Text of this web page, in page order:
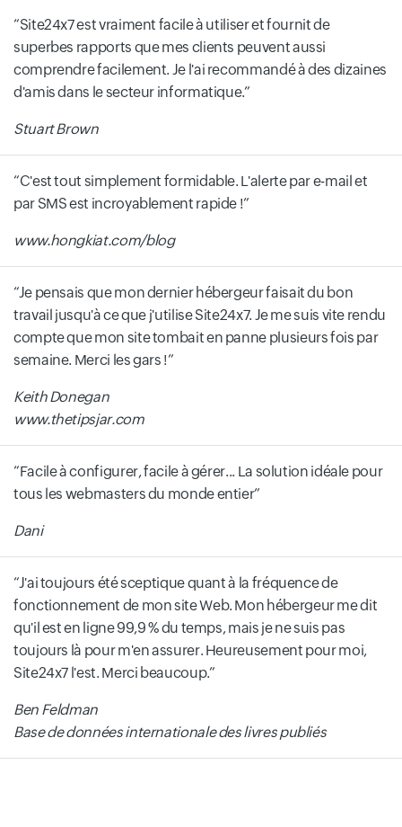
Site24x7 est vraiment facile à utiliser et fournit de
superbes rapports que mes clients peuvent aussi
comprendre facilement. Je l'ai recommandé à des dizaines
d'amis dans le secteur informatique.
Stuart Brown
C'est tout simplement formidable. L'alerte par e-mail et
par SMS est incroyablement rapide !
www.hongkiat.com/blog
Je pensais que mon dernier hébergeur faisait du bon
travail jusqu'à ce que j'utilise Site24x7. Je me suis vite rendu
compte que mon site tombait en panne plusieurs fois par
semaine. Merci les gars !
Keith Donegan
www.thetipsjar.com
Facile à configurer, facile à gérer... La solution idéale pour
tous les webmasters du monde entier
Dani
J'ai toujours été sceptique quant à la fréquence de
fonctionnement de mon site Web. Mon hébergeur me dit
qu'il est en ligne 99,9 % du temps, mais je ne suis pas
toujours là pour m'en assurer. Heureusement pour moi,
Site24x7 l'est. Merci beaucoup.
Ben Feldman
Base de données internationale des livres publiés